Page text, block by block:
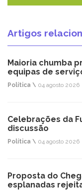
Artigos
Maioria chumba
equipas de
Política \ 04 agosto 2026
Celebrações da
discussão
Política \ 04 agosto 2026
Proposta do
esplanadas